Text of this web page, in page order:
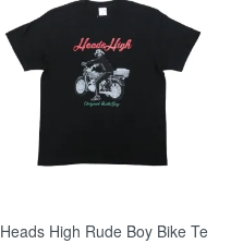
Heads High Rude Boy Bike Te